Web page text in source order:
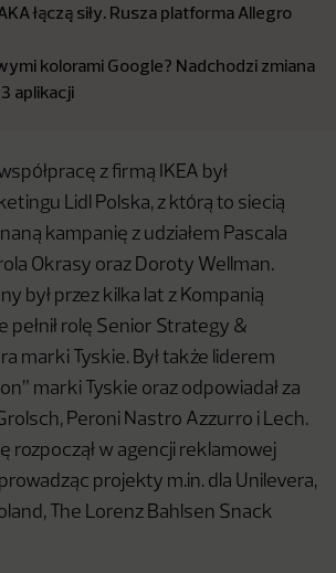
łączą siły. Rusza platforma Allegro
kolorami Google? Nadchodzi zmiana
aplikacji
z firmą IKEA był
Lidl Polska, z którą to siecią
kampanię z udziałem Pascala
Okrasy oraz Doroty Wellman.
był przez kilka lat z Kompanią
pełnił rolę Senior Strategy &
marki Tyskie. Był także liderem
marki Tyskie oraz odpowiadał za
Peroni Nastro Azzurro i Lech.
rozpoczął w agencji reklamowej
projekty m.in. dla Unilevera,
The Lorenz Bahlsen Snack